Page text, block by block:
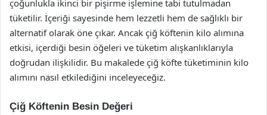
çoğunlukla ikinci bir pişirme işlemine tabi tutulmadan
tüketilir. İçeriği sayesinde hem lezzetli hem de sağlıklı bir
alternatif olarak öne çıkar. Ancak çiğ köftenin kilo alımına
etkisi, içerdiği besin öğeleri ve tüketim alışkanlıklarıyla
doğrudan ilişkilidir. Bu makalede çiğ köfte tüketiminin kilo
alımını nasıl etkilediğini inceleyeceğiz.
Çiğ Köftenin Besin Değeri